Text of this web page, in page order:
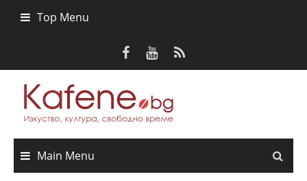
Top Menu
Main Menu